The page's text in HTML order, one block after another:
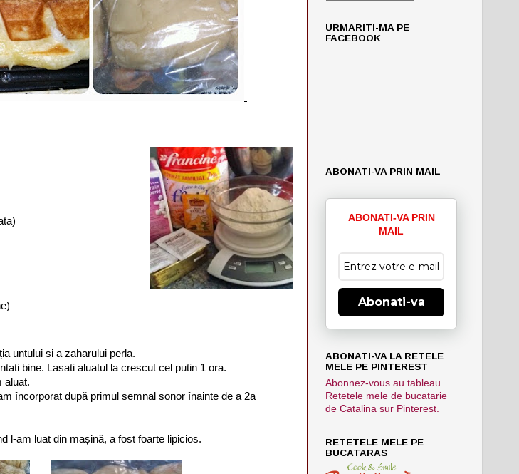
untului si a zaharului perla.
bine. Lasati aluatul la crescut cel putin 1 ora.
aluat.
încorporat după primul semnal sonor înainte de a 2a
l-am luat din mașină, a fost foarte lipicios.
URMARITI-MA PE
FACEBOOK
ABONATI-VA PRIN MAIL
ABONATI-VA PRIN
MAIL
Abonati-va
ABONATI-VA LA RETELE
MELE PE PINTEREST
Abonnez-vous au tableau
Retetele mele de bucatarie
de Catalina sur Pinterest.
RETETELE MELE PE
BUCATARAS